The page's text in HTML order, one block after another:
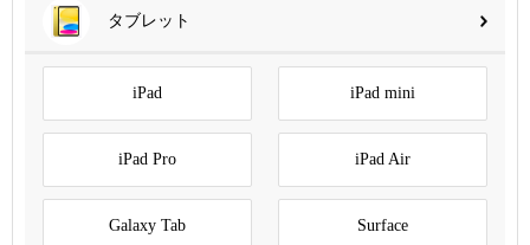
タブレット
iPad iPad mini
iPad Pro iPad Air
Galaxy Tab Surface